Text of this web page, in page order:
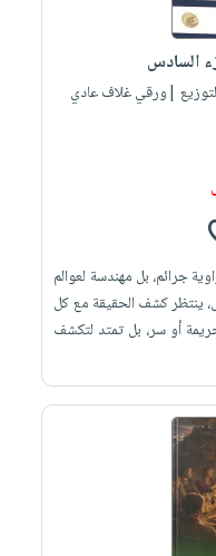
السادس
|ورقي غلاف عادي
جرائم، بل مهندسة لعوالم
ينتظر كشف الحقيقة مع كل
أو سر، بل تمتد لتكشف